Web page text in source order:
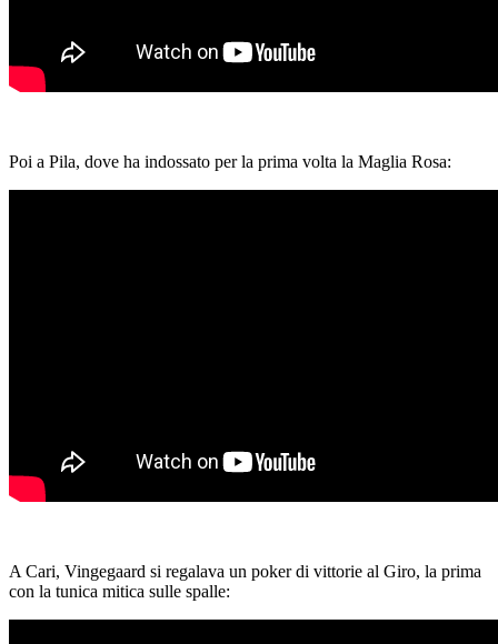
Poi a Pila, dove ha indossato per la prima volta la Maglia Rosa:
A Cari, Vingegaard si regalava un poker di vittorie al Giro, la prima
con la tunica mitica sulle spalle: